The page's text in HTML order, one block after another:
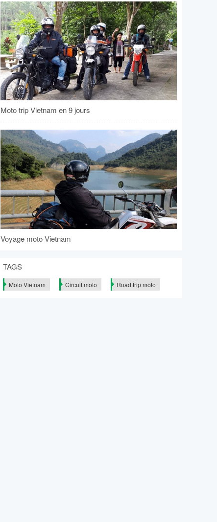
Moto trip Vietnam en 9 jours
Voyage moto Vietnam
TAGS
Moto Vietnam Circuit moto Road trip moto